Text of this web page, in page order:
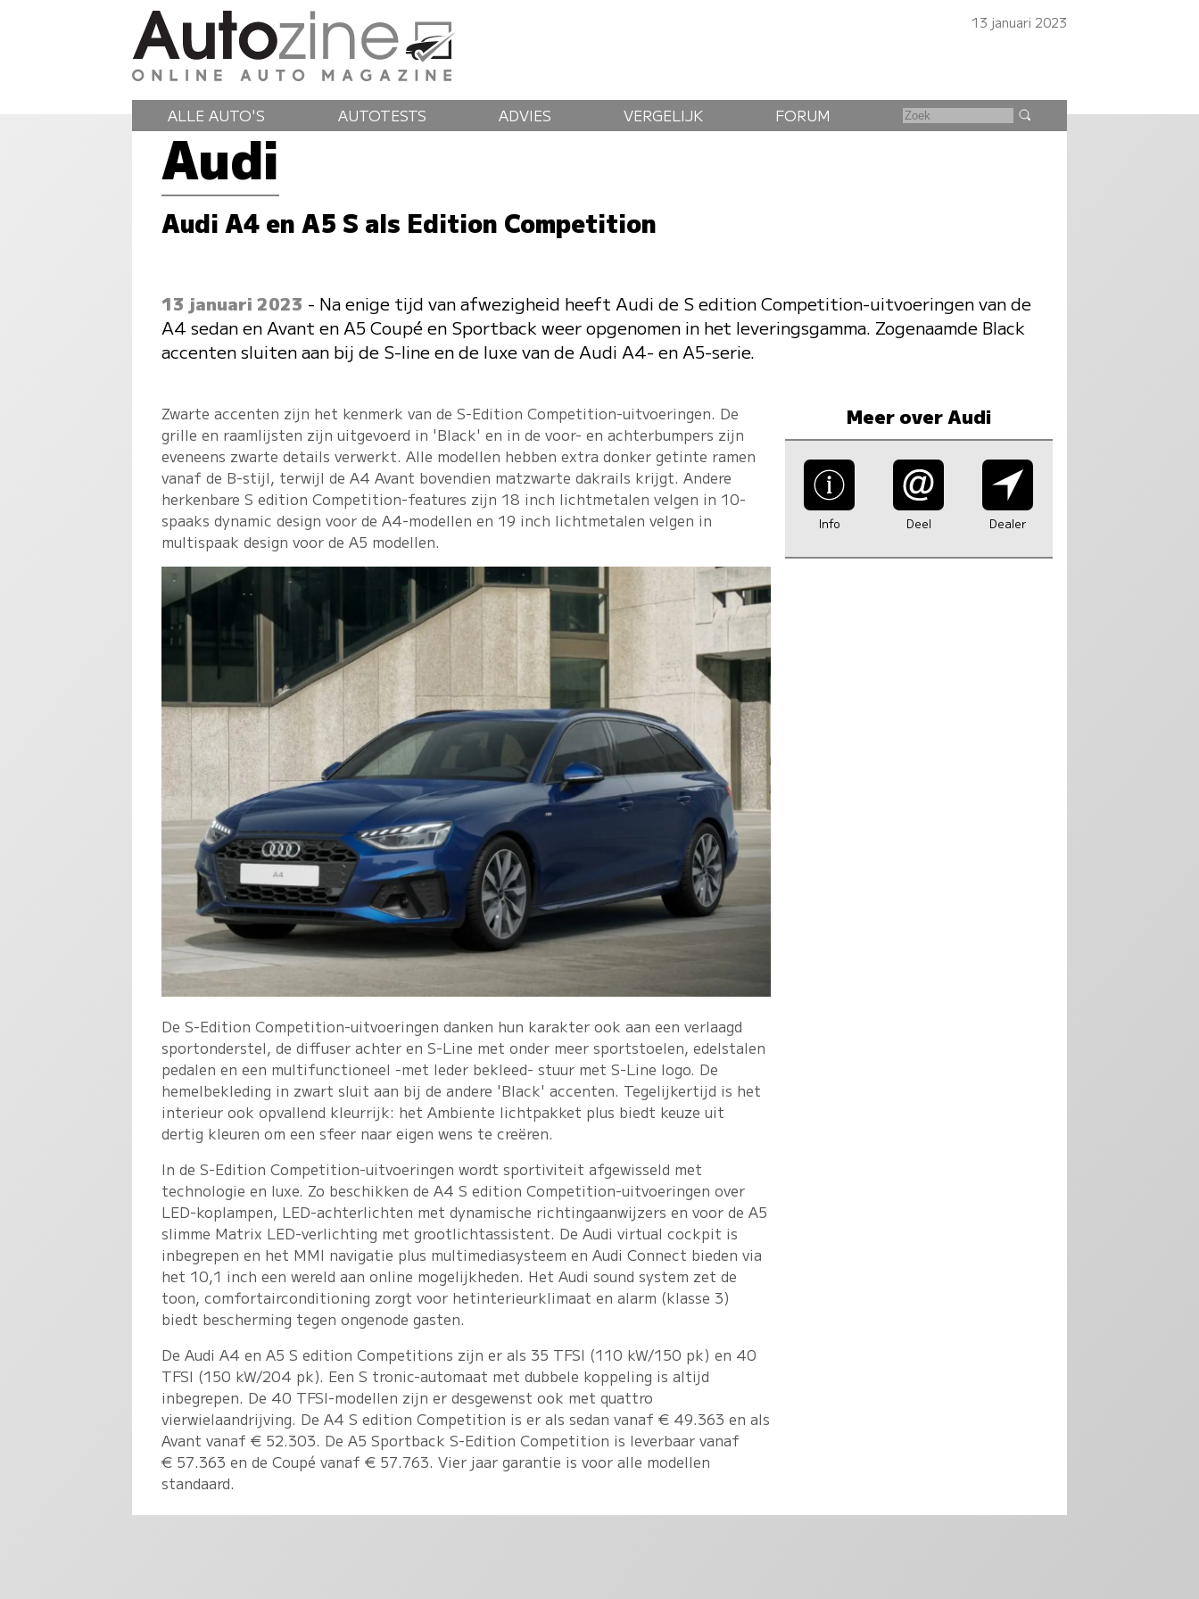
13 januari 2023
ALLE AUTO'S AUTOTESTS ADVIES VERGELIJK FORUM
Audi
Audi A4 en A5 S als Edition Competition
13 januari 2023 - Na enige tijd van afwezigheid heeft Audi de S edition Competition-uitvoeringen van de
A4 sedan en Avant en A5 Coupé en Sportback weer opgenomen in het leveringsgamma. Zogenaamde Black
accenten sluiten aan bij de S-line en de luxe van de Audi A4- en A5-serie.
Zwarte accenten zijn het kenmerk van de S-Edition Competition-uitvoeringen. De
grille en raamlijsten zijn uitgevoerd in 'Black' en in de voor- en achterbumpers zijn
eveneens zwarte details verwerkt. Alle modellen hebben extra donker getinte ramen
vanaf de B-stijl, terwijl de A4 Avant bovendien matzwarte dakrails krijgt. Andere
herkenbare S edition Competition-features zijn 18 inch lichtmetalen velgen in 10-
spaaks dynamic design voor de A4-modellen en 19 inch lichtmetalen velgen in
multispaak design voor de A5 modellen.
De S-Edition Competition-uitvoeringen danken hun karakter ook aan een verlaagd
sportonderstel, de diffuser achter en S-Line met onder meer sportstoelen, edelstalen
pedalen en een multifunctioneel -met leder bekleed- stuur met S-Line logo. De
hemelbekleding in zwart sluit aan bij de andere 'Black' accenten. Tegelijkertijd is het
interieur ook opvallend kleurrijk: het Ambiente lichtpakket plus biedt keuze uit
dertig kleuren om een sfeer naar eigen wens te creëren.
In de S-Edition Competition-uitvoeringen wordt sportiviteit afgewisseld met
technologie en luxe. Zo beschikken de A4 S edition Competition-uitvoeringen over
LED-koplampen, LED-achterlichten met dynamische richtingaanwijzers en voor de A5
slimme Matrix LED-verlichting met grootlichtassistent. De Audi virtual cockpit is
inbegrepen en het MMI navigatie plus multimediasysteem en Audi Connect bieden via
het 10,1 inch een wereld aan online mogelijkheden. Het Audi sound system zet de
toon, comfortairconditioning zorgt voor hetinterieurklimaat en alarm (klasse 3)
biedt bescherming tegen ongenode gasten.
De Audi A4 en A5 S edition Competitions zijn er als 35 TFSI (110 kW/150 pk) en 40
TFSI (150 kW/204 pk). Een S tronic-automaat met dubbele koppeling is altijd
inbegrepen. De 40 TFSI-modellen zijn er desgewenst ook met quattro
vierwielaandrijving. De A4 S edition Competition is er als sedan vanaf € 49.363 en als
Avant vanaf € 52.303. De A5 Sportback S-Edition Competition is leverbaar vanaf
€ 57.363 en de Coupé vanaf € 57.763. Vier jaar garantie is voor alle modellen
standaard.
Meer over Audi
Info Deel Dealer